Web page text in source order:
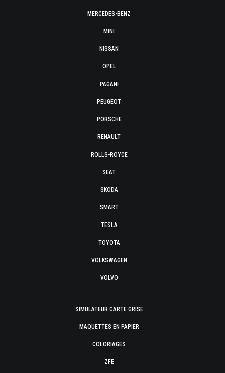
MERCEDES-BENZ
MINI
NISSAN
OPEL
PAGANI
PEUGEOT
PORSCHE
RENAULT
ROLLS-ROYCE
SEAT
SKODA
SMART
TESLA
TOYOTA
VOLKSWAGEN
VOLVO
SIMULATEUR CARTE GRISE
MAQUETTES EN PAPIER
COLORIAGES
ZFE